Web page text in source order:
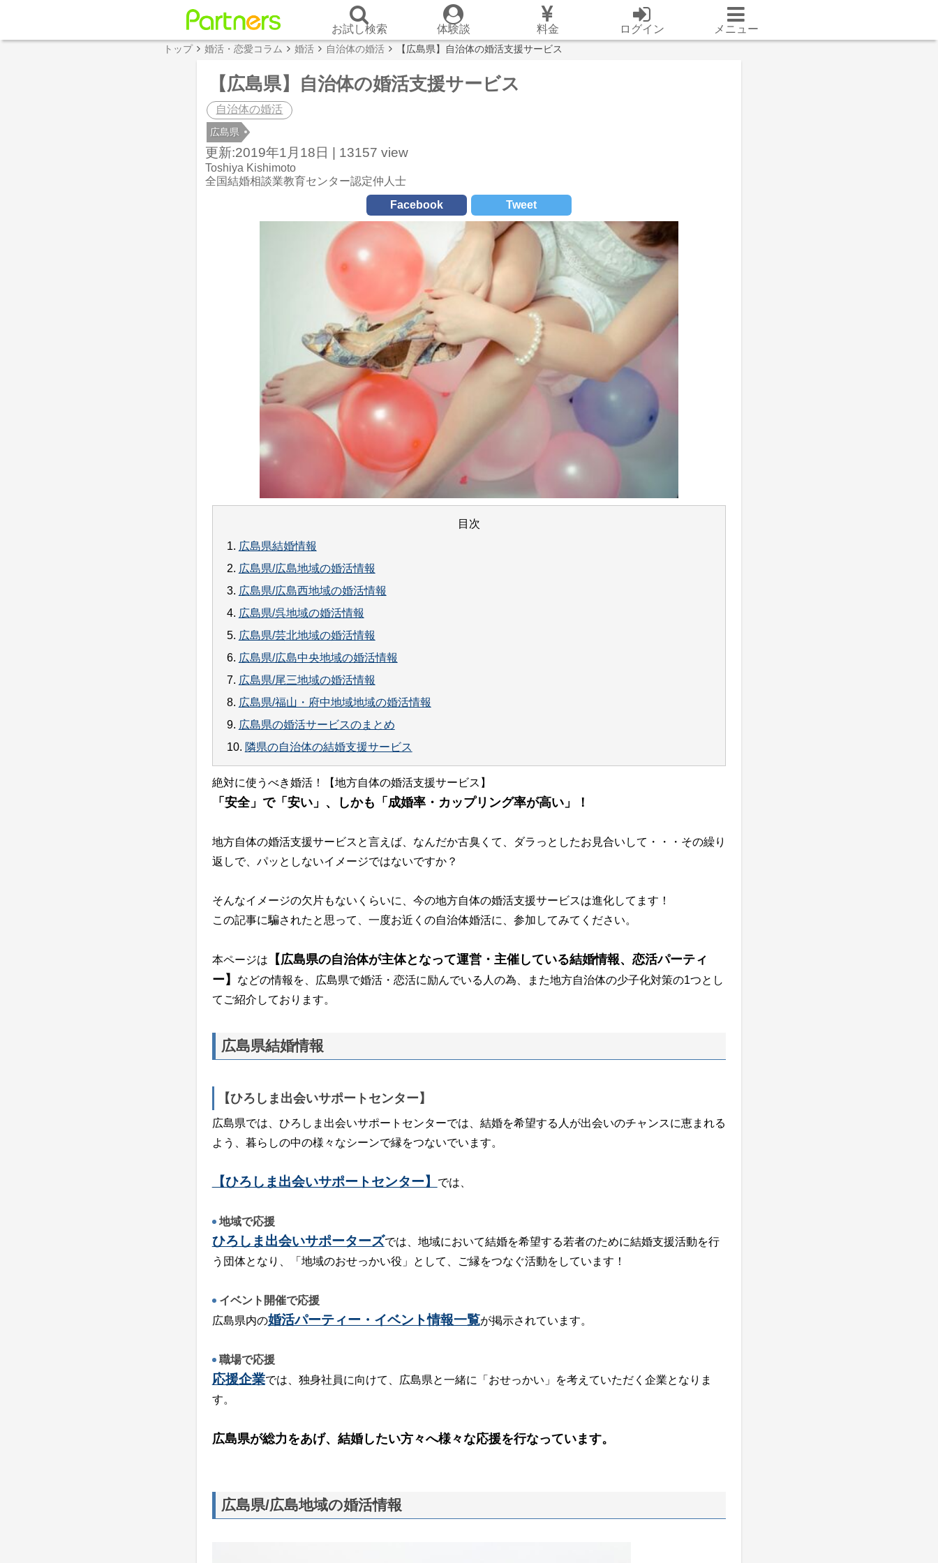
お試し検索 体験談 料金 ログイン メニュー
トップ 婚活・恋愛コラム 婚活 自治体の婚活 【広島県】自治体の婚活支援サービス
【広島県】自治体の婚活支援サービス
自治体の婚活
広島県
更新:2019年1月18日 | 13157 view
Toshiya Kishimoto
全国結婚相談業教育センター認定仲人士
Facebook
Tweet
目次
1. 広島県結婚情報
2. 広島県/広島地域の婚活情報
3. 広島県/広島西地域の婚活情報
4. 広島県/呉地域の婚活情報
5. 広島県/芸北地域の婚活情報
6. 広島県/広島中央地域の婚活情報
7. 広島県/尾三地域の婚活情報
8. 広島県/福山・府中地域地域の婚活情報
9. 広島県の婚活サービスのまとめ
10. 隣県の自治体の結婚支援サービス
絶対に使うべき婚活！【地方自体の婚活支援サービス】
「安全」で「安い」、しかも「成婚率・カップリング率が高い」！
地方自体の婚活支援サービスと言えば、なんだか古臭くて、ダラっとしたお見合いして・・・その繰り
返しで、パッとしないイメージではないですか？
そんなイメージの欠片もないくらいに、今の地方自体の婚活支援サービスは進化してます！
この記事に騙されたと思って、一度お近くの自治体婚活に、参加してみてください。
本ページは
【広島県の自治体が主体となって運営・主催している結婚情報、恋活パーティ
ー】
などの情報を、広島県で婚活・恋活に励んでいる人の為、また地方自治体の少子化対策の1つとし
てご紹介しております。
広島県結婚情報
【ひろしま出会いサポートセンター】
広島県では、ひろしま出会いサポートセンターでは、結婚を希望する人が出会いのチャンスに恵まれる
よう、暮らしの中の様々なシーンで縁をつないでいます。
【ひろしま出会いサポートセンター】 では、
地域で応援
ひろしま出会いサポーターズでは、地域において結婚を希望する若者のために結婚支援活動を行
う団体となり、「地域のおせっかい役」として、ご縁をつなぐ活動をしています！
イベント開催で応援
広島県内の婚活パーティー・イベント情報一覧が掲示されています。
職場で応援
応援企業では、独身社員に向けて、広島県と一緒に「おせっかい」を考えていただく企業となりま
す。
広島県が総力をあげ、結婚したい方々へ様々な応援を行なっています。
広島県/広島地域の婚活情報